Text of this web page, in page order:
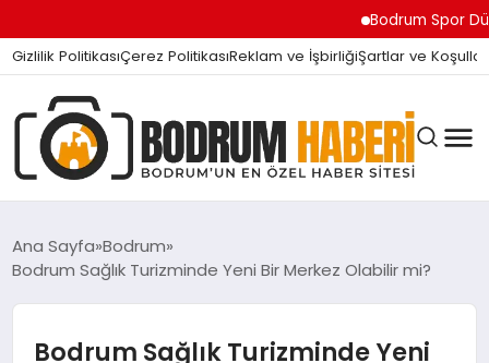
Bodrum Spor Dünyasını
Gizlilik PolitikasıÇerez PolitikasıReklam ve İşbirliğiŞartlar ve Koşullar
BODRUM BODRUM
Ana Sayfa Bodrum
Bodrum Sağlık Turizminde Yeni Bir Merkez Olabilir mi?
Bodrum Sağlık Turizminde Yeni